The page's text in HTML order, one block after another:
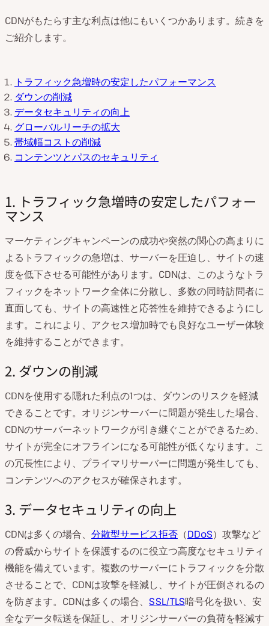
CDNがもたらす主な利点は他にもいくつかあります。続きを
ご紹介します。
トラフィック急増時の安定したパフォーマンス
ダウンの削減
データセキュリティの向上
グローバルリーチの拡大
帯域幅コストの削減
コンテンツとパスのセキュリティ
1. トラフィック急増時の安定したパフォー
マンス
マーケティングキャンペーンの成功や突然の関心の高まりに
よるトラフィックの急増は、サーバーを圧迫し、サイトの速
度を低下させる可能性があります。CDNは、このようなトラ
フィックをネットワーク全体に分散し、多数の同時訪問者に
直面しても、サイトの高速性と応答性を維持できるようにし
ます。これにより、アクセス増加時でも良好なユーザー体験
を維持することができます。
2. ダウンの削減
CDNを使用する隠れた利点の1つは、ダウンのリスクを軽減
できることです。オリジンサーバーに問題が発生した場合、
CDNのサーバーネットワークが引き継ぐことができるため、
サイトが完全にオフラインになる可能性が低くなります。こ
の冗長性により、プライマリサーバーに問題が発生しても、
コンテンツへのアクセスが確保されます。
3. データセキュリティの向上
CDNは多くの場合、 分散型サービス拒否 （DDoS）攻撃など
の脅威からサイトを保護するのに役立つ高度なセキュリティ
機能を備えています。複数のサーバーにトラフィックを分散
させることで、CDNは攻撃を軽減し、サイトが圧倒されるの
を防ぎます。CDNは多くの場合、 SSL/TLS暗号化を扱い、安
全なデータ転送を保証し、オリジンサーバーの負荷を軽減す